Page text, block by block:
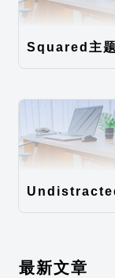
最新文章